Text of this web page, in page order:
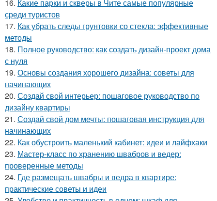
16. Какие парки и скверы в Чите самые популярные
среди туристов
17. Как убрать следы грунтовки со стекла: эффективные
методы
18. Полное руководство: как создать дизайн-проект дома
с нуля
19. Основы создания хорошего дизайна: советы для
начинающих
20. Создай свой интерьер: пошаговое руководство по
дизайну квартиры
21. Создай свой дом мечты: пошаговая инструкция для
начинающих
22. Как обустроить маленький кабинет: идеи и лайфхаки
23. Мастер-класс по хранению швабров и ведер:
проверенные методы
24. Где размещать швабры и ведра в квартире:
практические советы и идеи